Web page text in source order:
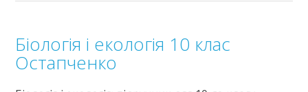
Біологія і екологія 10 клас
Остапченко